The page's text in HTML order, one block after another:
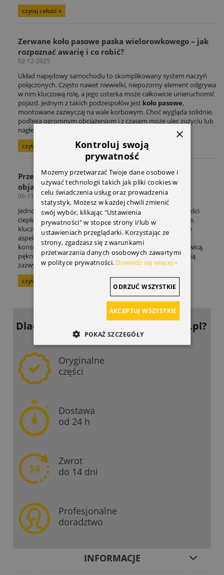
czytaj całość »
Zerwane koło pasowe paska wielorowkowego – jak
rozpoznać awarię i co robić?
02-12-2025
Układ napędowy samochodu to skomplikowany system naczyń
połączonych. Często nawet niewielki, niepozorny element odgrywa
w nim kluczową rolę, a jego usterka może całkowicie unieruchomić
pojazd. Jednym z takich podzespołów jest koło pasowe,
montowane zazwyczaj na wale korbowym. Choć wygląda solidnie,
podlega ogromnym obciążeniom i z czasem może ulec zużyciu lub
nagłemu zerwaniu.
czytaj całość »
Przegrzanie silnika – jak zapobiegać i jakie są
objawy? Poradnik
06-11-2025
Jednostka napędowa podczas pracy wytwarza ogromne ilości
ciepła. Aby silnik mógł funkcjonować prawidłowo i wydajnie,
kluczowe jest jego efektywne chłodzenie. Zaniedbanie tego
aspektu prowadzi do przegrzania, co grozi poważnymi
konsekwencjami, takimi jak uszkodzenie uszczelki pod głowicą,
pęknięcie głowicy czy zatarcie tłoków. Tego typu naprawy są
zazwyczaj bardzo kosztowne.
czytaj całość »
Dlaczego warto kupować w DoOpla.pl?
Oryginalne
części
Dostawa
od 24 h
Zwrot
do 14 dni
Profesjonalne
doradztwo
INFORMACJE
×
Kontroluj swoją
prywatność
Możemy przetwarzać Twoje dane osobowe i
używać technologii takich jak pliki cookies w
celu świadczenia usług oraz prowadzenia
statystyk. Możesz w każdej chwili zmienić
swój wybór, klikając "Ustawienia
prywatności" w stopce strony i/lub w
ustawieniach przeglądarki. Korzystając ze
strony, zgadzasz się z warunkami
przetwarzania danych osobowych zawartymi
w polityce prywatności. Dowiedz się więcej »
AKCEPTUJ WSZYSTKIE
ODRZUĆ WSZYSTKIE
POKAŻ SZCZEGÓŁY